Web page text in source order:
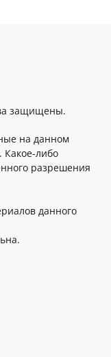
защищены.
на данном
Какое-либо
разрешения
данного